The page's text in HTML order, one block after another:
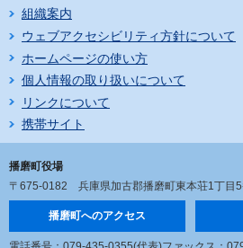
組織案内
ウェブアクセシビリティ方針について
ホームページの使い方
個人情報の取り扱いについて
リンクについて
携帯サイト
播磨町役場
〒675-0182 兵庫県加古郡播磨町東本荘1丁目
播磨町へのアクセス